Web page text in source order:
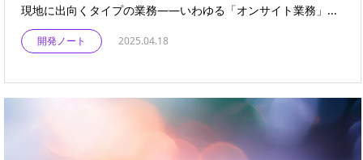
現地に出向くタイプの業務――いわゆる「オンサイト業務」...
開発ノート 2025.04.18